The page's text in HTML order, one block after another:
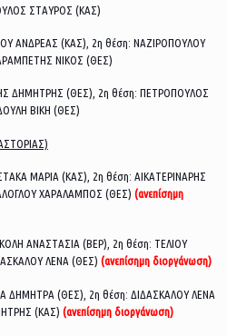
ΣΤΑΥΡΟΣ (ΚΑΣ)
ΑΝΔΡΕΑΣ (ΚΑΣ), 2η θέση: ΝΑΖΙΡΟΠΟΥΛΟΥ
ΝΙΚΟΣ (ΘΕΣ)
ΔΗΜΗΤΡΗΣ (ΘΕΣ), 2η θέση: ΠΕΤΡΟΠΟΥΛΟΣ
ΒΙΚΗ (ΘΕΣ)
ΜΑΡΙΑ (ΚΑΣ), 2η θέση: ΑΙΚΑΤΕΡΙΝΑΡΗΣ
ΧΑΡΑΛΑΜΠΟΣ (ΘΕΣ) (ανεπίσημη
ΑΝΑΣΤΑΣΙΑ (ΒΕΡ), 2η θέση: ΤΕΛΙΟΥ
ΛΕΝΑ (ΘΕΣ) (ανεπίσημη διοργάνωση)
ΔΗΜΗΤΡΑ (ΘΕΣ), 2η θέση: ΔΙΔΑΣΚΑΛΟΥ ΛΕΝΑ
(ΚΑΣ) (ανεπίσημη διοργάνωση)